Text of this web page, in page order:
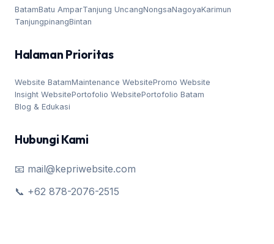
BatamBatu AmparTanjung UncangNongsaNagoyaKarimun
TanjungpinangBintan
Halaman Prioritas
Website BatamMaintenance WebsitePromo Website
Insight WebsitePortofolio WebsitePortofolio Batam
Blog & Edukasi
Hubungi Kami
📧 mail@kepriwebsite.com
📞 +62 878-2076-2515